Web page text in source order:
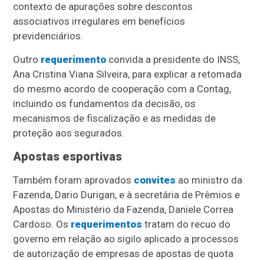
contexto de apurações sobre descontos
associativos irregulares em benefícios
previdenciários.
Outro requerimento convida a presidente do INSS,
Ana Cristina Viana Silveira, para explicar a retomada
do mesmo acordo de cooperação com a Contag,
incluindo os fundamentos da decisão, os
mecanismos de fiscalização e as medidas de
proteção aos segurados.
Apostas esportivas
Também foram aprovados convites ao ministro da
Fazenda, Dario Durigan, e à secretária de Prêmios e
Apostas do Ministério da Fazenda, Daniele Correa
Cardoso. Os requerimentos tratam do recuo do
governo em relação ao sigilo aplicado a processos
de autorização de empresas de apostas de quota